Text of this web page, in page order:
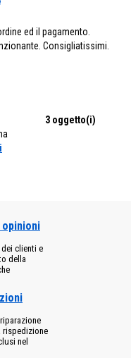
ed il pagamento.
Consigliatissimi.
3 oggetto(i)
opinioni
clienti e
della
rispedizione
nel